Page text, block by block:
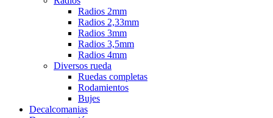
Radios 2mm
Radios 2,33mm
Radios 3mm
Radios 3,5mm
Radios 4mm
Diversos rueda
Ruedas completas
Rodamientos
Bujes
Decalcomanias